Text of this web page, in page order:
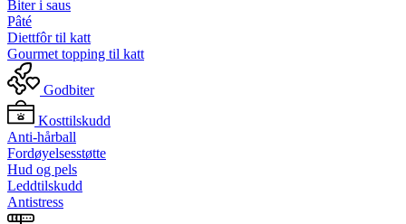
Biter i saus
Pâté
Diettfôr til katt
Gourmet topping til katt
Godbiter
Kosttilskudd
Anti-hårball
Fordøyelsesstøtte
Hud og pels
Leddtilskudd
Antistress